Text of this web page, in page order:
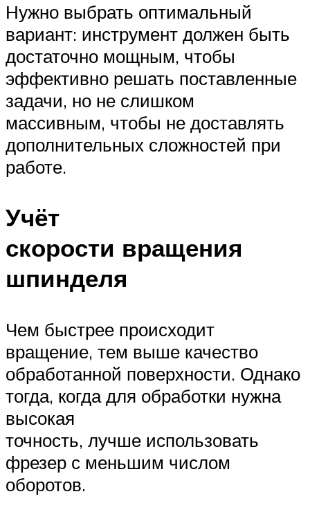
Нужно выбрать оптимальный
вариант: инструмент должен быть
достаточно мощным, чтобы
эффективно решать поставленные
задачи, но не слишком
массивным, чтобы не доставлять
дополнительных сложностей при
работе.
Учёт
скорости вращения
шпинделя
Чем быстрее происходит
вращение, тем выше качество
обработанной поверхности. Однако
тогда, когда для обработки нужна
высокая
точность, лучше использовать
фрезер с меньшим числом
оборотов.